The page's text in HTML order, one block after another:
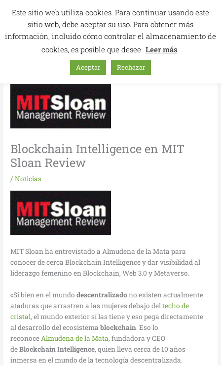
contenido
Blockchain Intelligence en MIT
Sloan Review
/Noticias
MIT Sloan ha entrevistado a Almudena de la Mata para
conocer de cerca Blockchain Intelligence y dar visibilidad al
liderazgo femenino en Blockchain, Web 3.0 y Metaverso.
«Si bien en el mundodescentralizadono existen actualmente
ataduras que arrastren a las mujeres debajo deltecho de
cristal, el mundo exterior sí las tiene y eso pega directamente
al desarrollo del ecosistemablockchain. Eso lo
reconoceAlmudena de la Mata, fundadora y CEO
deBlockchain Intelligence, quien lleva cerca de 10 años
inmersa en el mundo de la tecnología descentralizada.
Este sitio web utiliza cookies. Para continuar usando este
sitio web, debe aceptar su uso. Para obtener más
información, incluido cómo controlar el almacenamiento de
cookies, es posible que desee Leer más
Aceptar Rechazar